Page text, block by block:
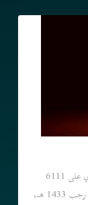
تم رفع الإصدار الرسمي الثاني من الشاملة، يحتوي على 6111
كتابا هي كل الكتب المختومة المتاحة حتى غرة رجب 1433 هـ،